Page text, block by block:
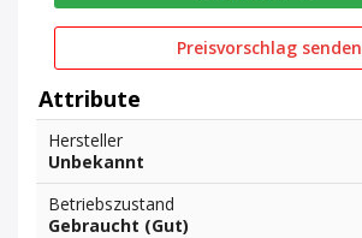
Preisvorschlag senden
Attribute
Hersteller
Unbekannt
Betriebszustand
Gebraucht (Gut)